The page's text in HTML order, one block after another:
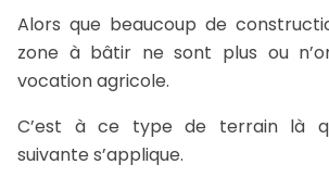
Alors que beaucoup de
zone à bâtir ne sont plus ou
vocation agricole.
C’est à ce type de terrain là
suivante s’applique.